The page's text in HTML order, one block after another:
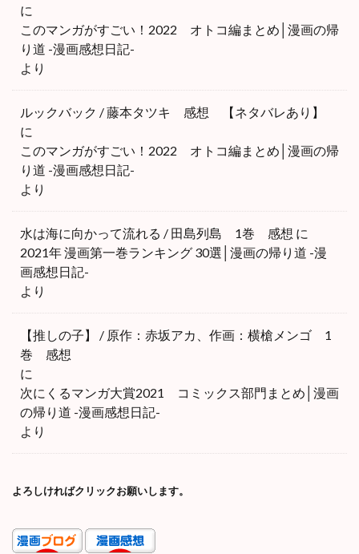
に
このマンガがすごい！2022 オトコ編まとめ│漫画の帰
り道 -漫画感想日記-
より
ルックバック / 藤本タツキ 感想 【ネタバレあり】
に
このマンガがすごい！2022 オトコ編まとめ│漫画の帰
り道 -漫画感想日記-
より
水は海に向かって流れる / 田島列島 1巻 感想 に
2021年 漫画第一巻ランキング 30選│漫画の帰り道 -漫
画感想日記-
より
【推しの子】 / 原作：赤坂アカ、作画：横槍メンゴ 1
巻 感想
に
次にくるマンガ大賞2021 コミックス部門まとめ│漫画
の帰り道 -漫画感想日記-
より
よろしければクリックお願いします。